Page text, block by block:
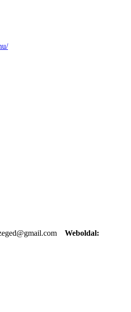
Weboldal: